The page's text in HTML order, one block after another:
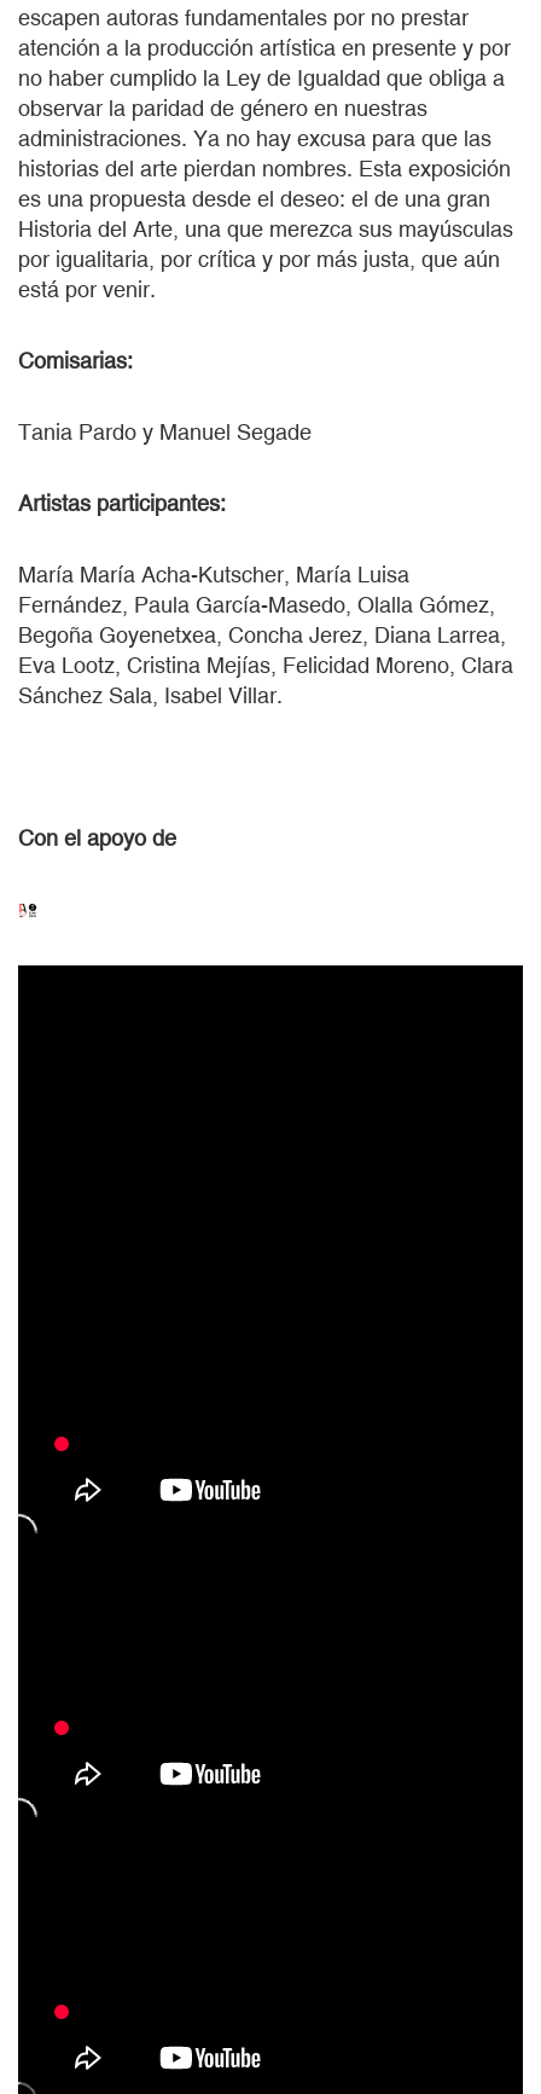
escapen autoras fundamentales por no prestar
atención a la producción artística en presente y por
no haber cumplido la Ley de Igualdad que obliga a
observar la paridad de género en nuestras
administraciones. Ya no hay excusa para que las
historias del arte pierdan nombres. Esta exposición
es una propuesta desde el deseo: el de una gran
Historia del Arte, una que merezca sus mayúsculas
por igualitaria, por crítica y por más justa, que aún
está por venir.
Comisarias:
Tania Pardo y Manuel Segade
Artistas participantes:
María María Acha-Kutscher, María Luisa
Fernández, Paula García-Masedo, Olalla Gómez,
Begoña Goyenetxea, Concha Jerez, Diana Larrea,
Eva Lootz, Cristina Mejías, Felicidad Moreno, Clara
Sánchez Sala, Isabel Villar.
Con el apoyo de